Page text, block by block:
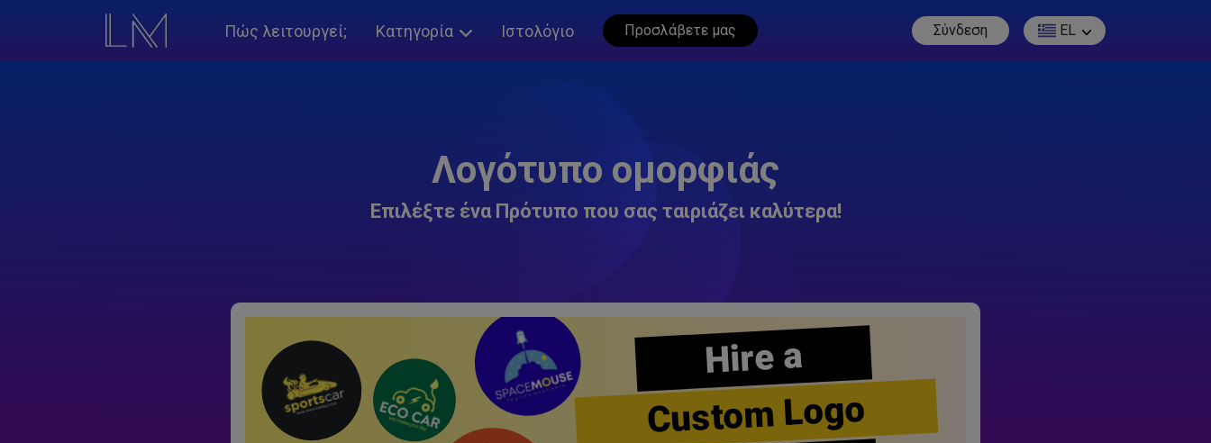
Πώς λειτουργεί; Κατηγορία Ιστολόγιο Προσλάβετε μας Σύνδεση EL
Λογότυπο ομορφιάς
Επιλέξτε ένα Πρότυπο που σας ταιριάζει καλύτερα!
Hire a
Custom Logo